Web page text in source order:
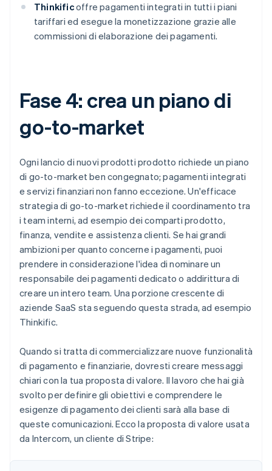
Thinkificoffre pagamenti integrati in tutti i piani
tariffari ed esegue la monetizzazione grazie alle
commissioni di elaborazione dei pagamenti.
Fase 4: crea un piano di
go-to-market
Ogni lancio di nuovi prodotti prodotto richiede un piano
di go-to-market ben congegnato; pagamenti integrati
e servizi finanziari non fanno eccezione. Un'efficace
strategia di go-to-market richiede il coordinamento tra
i team interni, ad esempio dei comparti prodotto,
finanza, vendite e assistenza clienti. Se hai grandi
ambizioni per quanto concerne i pagamenti, puoi
prendere in considerazione l'idea di nominare un
responsabile dei pagamenti dedicato o addirittura di
creare un intero team. Una porzione crescente di
aziende SaaS sta seguendo questa strada, ad esempio
Thinkific.
Quando si tratta di commercializzare nuove funzionalità
di pagamento e finanziarie, dovresti creare messaggi
chiari con la tua proposta di valore. Il lavoro che hai già
svolto per definire gli obiettivi e comprendere le
esigenze di pagamento dei clienti sarà alla base di
queste comunicazioni. Ecco la proposta di valore usata
da Intercom, un cliente di Stripe: